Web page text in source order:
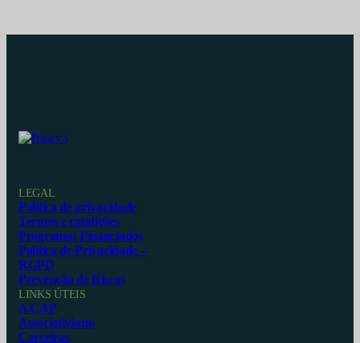
LEGAL
Política de privacidade
Termos e condições
Programas Financiados
Política de Privacidade –
RGPD
Prevenção de Riscos
LINKS ÚTEIS
A CAP
Associativismo
Carreiras